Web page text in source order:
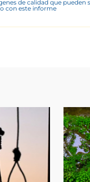
de calidad que pueden
con este informe